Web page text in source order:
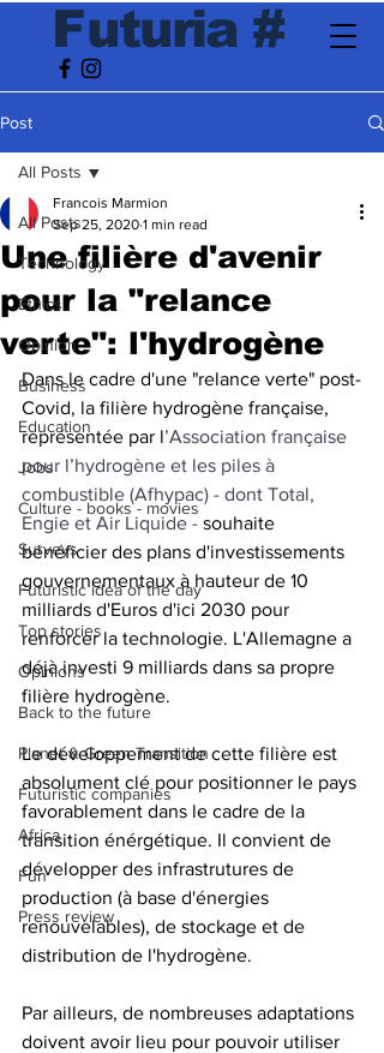
Futuria #
Post
All Posts
Technology
Ethics
Opinion
Business
Education
Jobs
Culture - books - movies
Surveys
Futuristic idea of the day
Top stories
Opinions
Back to the future
Planet & Green Transition
Futuristic companies
Africa
Fun
Press review
All Posts
Une filière d'avenir
pour la "relance
verte": l'hydrogène
Francois Marmion
Sep 25, 2020 1 min read
Dans le cadre d'une "relance verte" post-
Covid, la filière hydrogène française,
représentée par l’Association française
pour l’hydrogène et les piles à
combustible (Afhypac) - dont Total,
Engie et Air Liquide - souhaite
bénéficier des plans d'investissements
gouvernementaux à hauteur de 10
milliards d'Euros d'ici 2030 pour
renforcer la technologie. L'Allemagne a
déjà investi 9 milliards dans sa propre
filière hydrogène.
Le développement de cette filière est
absolument clé pour positionner le pays
favorablement dans le cadre de la
transition énérgétique. Il convient de
développer des infrastrutures de
production (à base d'énergies
renouvelables), de stockage et de
distribution de l'hydrogène.
Par ailleurs, de nombreuses adaptations
doivent avoir lieu pour pouvoir utiliser